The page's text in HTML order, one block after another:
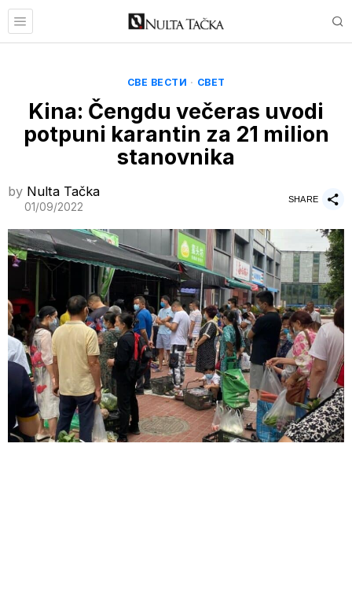
СВЕ ВЕСТИ · СВЕТ
Kina: Čengdu večeras uvodi
potpuni karantin za 21 milion
stanovnika
by Nulta Tačka
01/09/2022
SHARE